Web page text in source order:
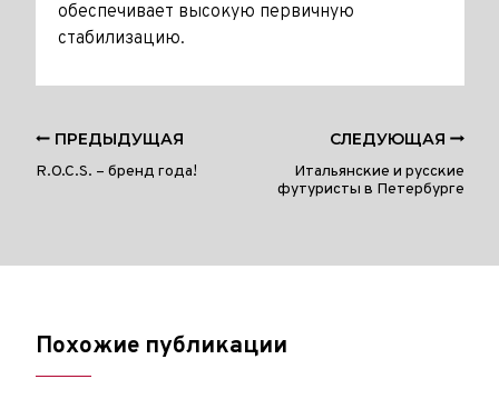
обеспечивает высокую первичную
стабилизацию.
ПРЕДЫДУЩАЯ
R.O.C.S. – бренд года!
СЛЕДУЮЩАЯ
Итальянские и русские
футуристы в Петербурге
Похожие публикации